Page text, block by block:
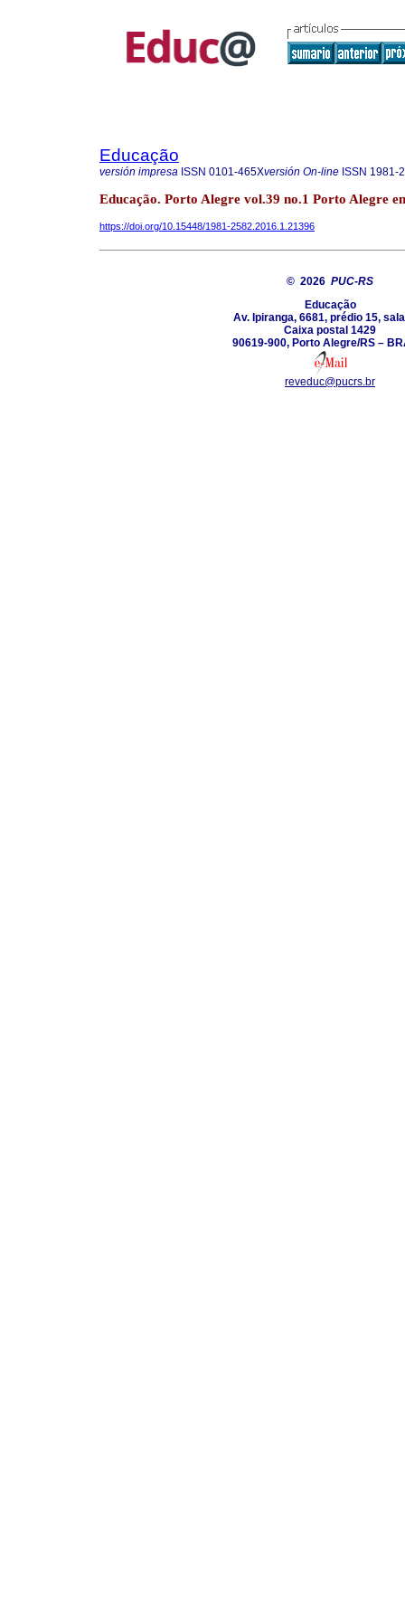
Educação
versión impresa ISSN 0101-465Xversión On-line ISSN 1981-
Educação. Porto Alegre vol.39 no.1 Porto Alegre
https://doi.org/10.15448/1981-2582.2016.1.21396
© 2026 PUC-RS
Educação
Av. Ipiranga, 6681, prédio 15,
Caixa postal 1429
90619-900, Porto Alegre/RS –
reveduc@pucrs.br